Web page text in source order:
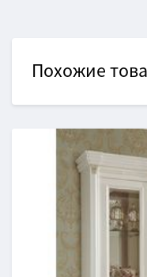
Похожие